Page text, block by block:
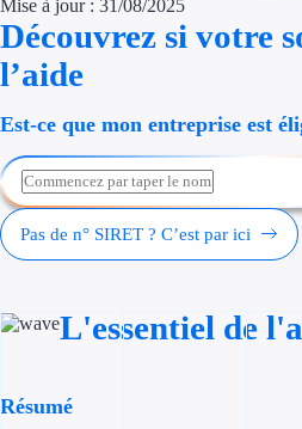
Mise à jour : 31/08/2025
Découvrez si votre
l’aide
Est-ce que mon entreprise est
Pas de n° SIRET ? C’est par ici
L'essentiel de
Résumé